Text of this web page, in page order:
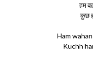
हम
कुछ
Ham
Kuchh